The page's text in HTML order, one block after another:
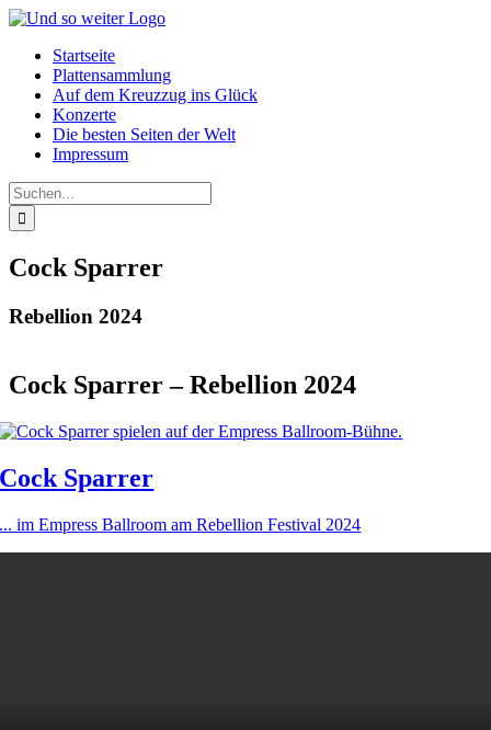
Zum
springenStartseite
Plattensammlung
Auf dem Kreuzzug ins Glück
Konzerte
Die besten Seiten der Welt
Impressum
Suche
nach:
Cock Sparrer
Rebellion 2024
Cock Sparrer – Rebellion 2024
Cock Sparrer
... im Empress Ballroom am Rebellion Festival 2024